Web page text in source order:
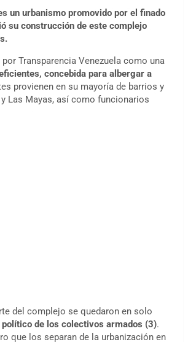
un urbanismo promovido por el finado
su construcción de este complejo
Transparencia Venezuela como una
concebida para albergar a
provienen en su mayoría de barrios y
Las Mayas, así como funcionarios
del complejo se quedaron en solo
de los colectivos armados (3).
que los separan de la urbanización en